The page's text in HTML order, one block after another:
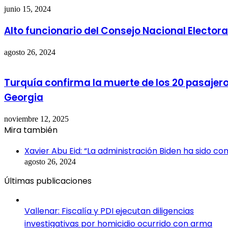
junio 15, 2024
Alto funcionario del Consejo Nacional
agosto 26, 2024
Turquía confirma la muerte de los 20
Georgia
noviembre 12, 2025
Mira también
Xavier Abu Eid: “La administración Biden ha sido
agosto 26, 2024
Últimas publicaciones
Vallenar: Fiscalía y PDI ejecutan diligencias
investigativas por homicidio ocurrido con arma